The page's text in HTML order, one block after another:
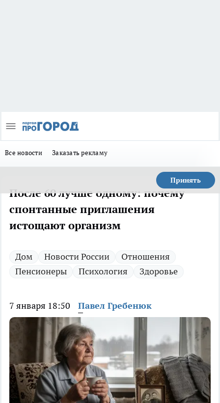
Все новости Заказать рекламу
Принять
После 60 лучше одному: почему
спонтанные приглашения
истощают организм
Дом Новости России
Отношения
Пенсионеры
Психология Здоровье
7 января 18:50 Павел Гребенюк